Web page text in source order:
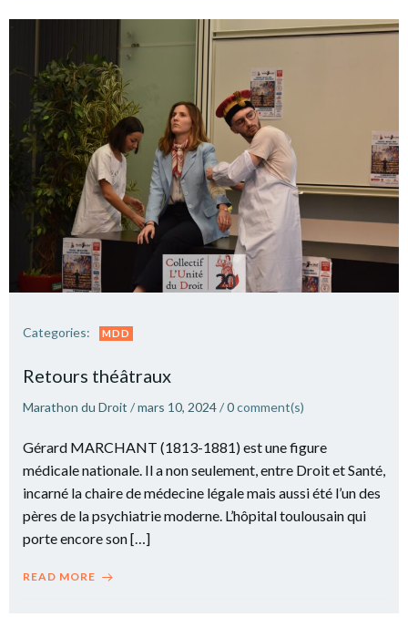
Categories: MDD
Retours théâtraux
Marathon du Droit /mars 10, 2024/0comment(s)
Gérard MARCHANT (1813-1881) est une figure
médicale nationale. Il a non seulement, entre Droit et Santé,
incarné la chaire de médecine légale mais aussi été l’un des
pères de la psychiatrie moderne. L’hôpital toulousain qui
porte encore son […]
READ MORE